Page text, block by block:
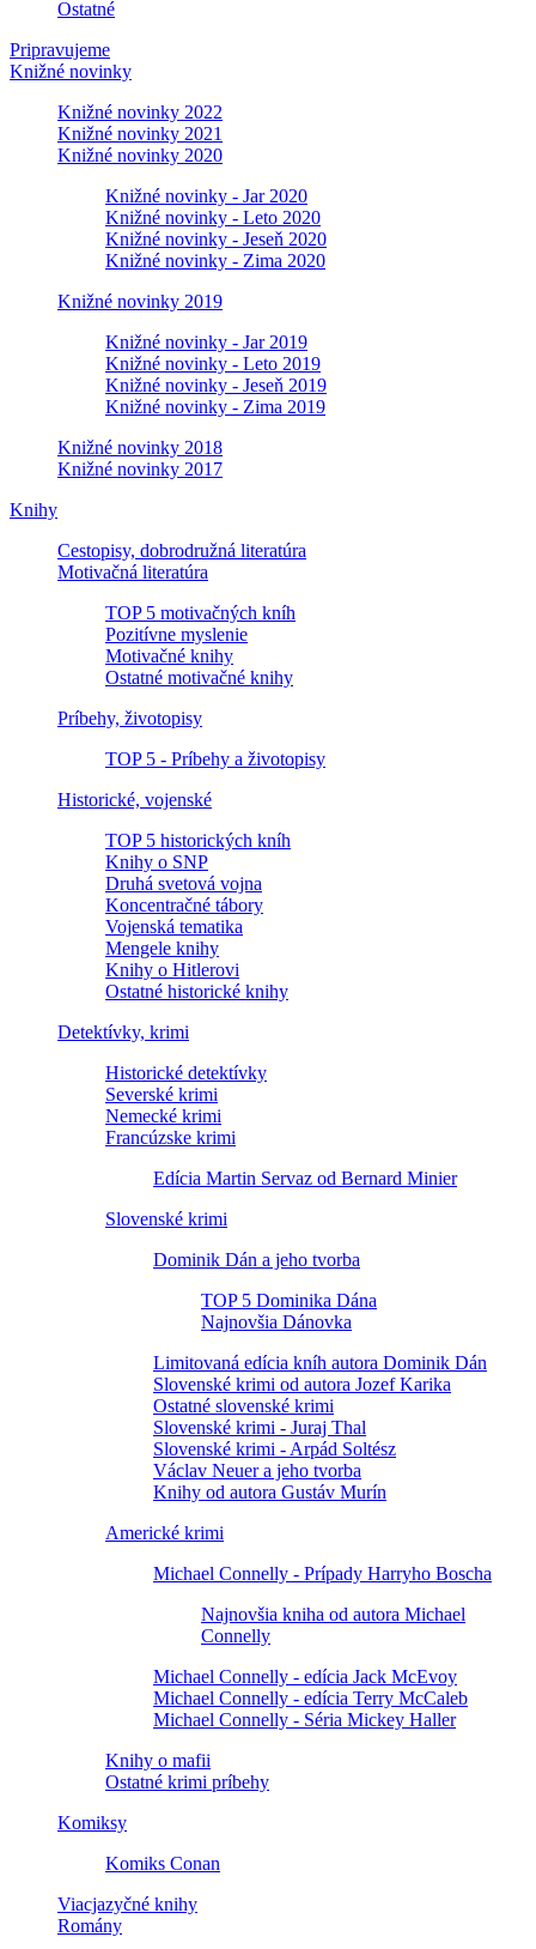
Ostatné
Pripravujeme
Knižné novinky
Knižné novinky 2022
Knižné novinky 2021
Knižné novinky 2020
Knižné novinky - Jar 2020
Knižné novinky - Leto 2020
Knižné novinky - Jeseň 2020
Knižné novinky - Zima 2020
Knižné novinky 2019
Knižné novinky - Jar 2019
Knižné novinky - Leto 2019
Knižné novinky - Jeseň 2019
Knižné novinky - Zima 2019
Knižné novinky 2018
Knižné novinky 2017
Knihy
Cestopisy, dobrodružná literatúra
Motivačná literatúra
TOP 5 motivačných kníh
Pozitívne myslenie
Motivačné knihy
Ostatné motivačné knihy
Príbehy, životopisy
TOP 5 - Príbehy a životopisy
Historické, vojenské
TOP 5 historických kníh
Knihy o SNP
Druhá svetová vojna
Koncentračné tábory
Vojenská tematika
Mengele knihy
Knihy o Hitlerovi
Ostatné historické knihy
Detektívky, krimi
Historické detektívky
Severské krimi
Nemecké krimi
Francúzske krimi
Edícia Martin Servaz od Bernard Minier
Slovenské krimi
Dominik Dán a jeho tvorba
TOP 5 Dominika Dána
Najnovšia Dánovka
Limitovaná edícia kníh autora Dominik Dán
Slovenské krimi od autora Jozef Karika
Ostatné slovenské krimi
Slovenské krimi - Juraj Thal
Slovenské krimi - Arpád Soltész
Václav Neuer a jeho tvorba
Knihy od autora Gustáv Murín
Americké krimi
Michael Connelly - Prípady Harryho Boscha
Najnovšia kniha od autora Michael
Connelly
Michael Connelly - edícia Jack McEvoy
Michael Connelly - edícia Terry McCaleb
Michael Connelly - Séria Mickey Haller
Knihy o mafii
Ostatné krimi príbehy
Komiksy
Komiks Conan
Viacjazyčné knihy
Romány